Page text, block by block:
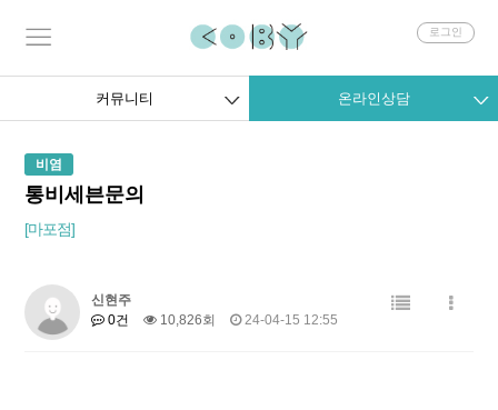
회로그인
커뮤니티 온라인상담
비염
통비세븐문의
[마포점]
신현주
0건
10,826회 24-04-15 12:55